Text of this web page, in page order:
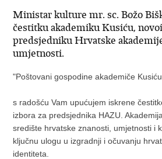
Ministar kulture mr. sc. Božo
čestitku akademiku Kusiću,
predsjedniku Hrvatske
umjetnosti.
"Poštovani gospodine akademiče Kusiću,
s radošću Vam upućujem iskrene
izbora za predsjednika HAZU.
središte hrvatske znanosti, umjetnosti i
ključnu ulogu u izgradnji i očuvanju
identiteta.